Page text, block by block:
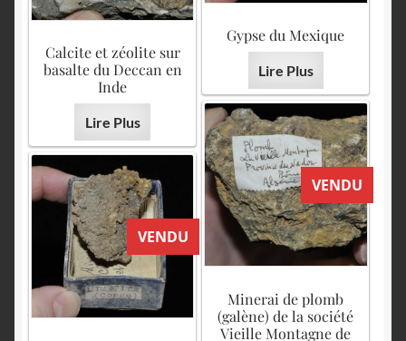
Gypse du Mexique
Lire Plus
Calcite et zéolite sur
basalte du Deccan en
Inde
Lire Plus
VENDU
Minerai de plomb
(galène) de la société
Vieille Montagne de
VENDU